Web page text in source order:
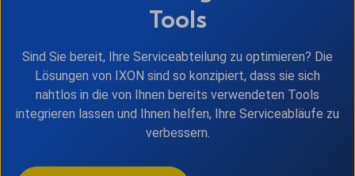
Tools
Sind Sie bereit, Ihre Serviceabteilung zu optimieren? Die
Lösungen von IXON sind so konzipiert, dass sie sich
nahtlos in die von Ihnen bereits verwendeten Tools
integrieren lassen und Ihnen helfen, Ihre Serviceabläufe zu
verbessern.